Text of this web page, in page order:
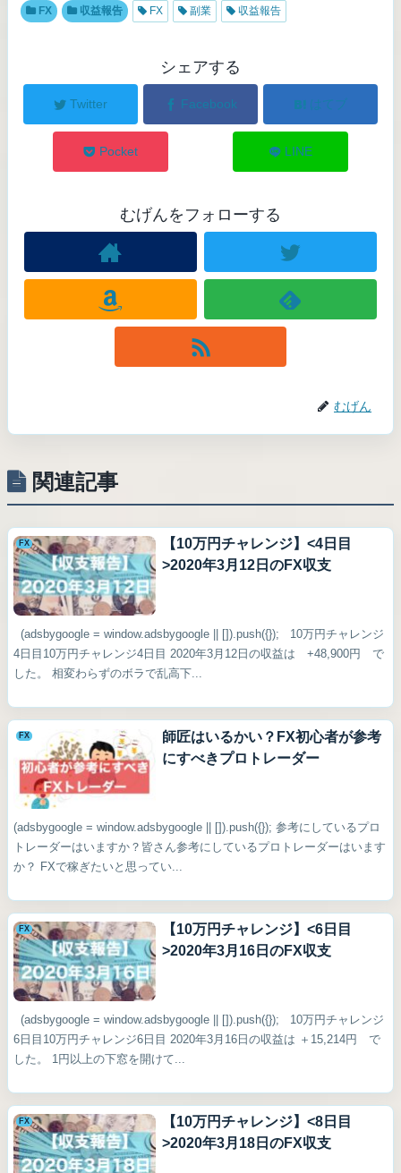
FX 収益報告 FX 副業 収益報告
シェアする
Twitter Facebook はてブ
Pocket LINE
むげんをフォローする
むげん
関連記事
FX
【10万円チャレンジ】<4日目
>2020年3月12日のFX収支
(adsbygoogle = window.adsbygoogle || []).push({}); 10万円チャレンジ
4日目10万円チャレンジ4日目 2020年3月12日の収益は +48,900円 で
した。 相変わらずのボラで乱高下...
FX
師匠はいるかい？FX初心者が参考
にすべきプロトレーダー
(adsbygoogle = window.adsbygoogle || []).push({}); 参考にしているプロ
トレーダーはいますか？皆さん参考にしているプロトレーダーはいます
か？ FXで稼ぎたいと思ってい...
FX
【10万円チャレンジ】<6日目
>2020年3月16日のFX収支
(adsbygoogle = window.adsbygoogle || []).push({}); 10万円チャレンジ
6日目10万円チャレンジ6日目 2020年3月16日の収益は ＋15,214円 で
した。 1円以上の下窓を開けて...
FX
【10万円チャレンジ】<8日目
>2020年3月18日のFX収支